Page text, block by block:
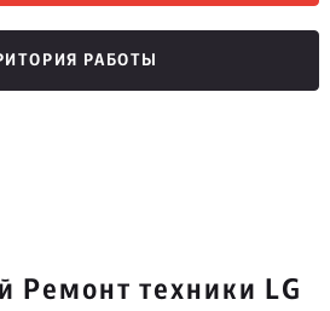
РАБОТЫ
Ремонт техники LG